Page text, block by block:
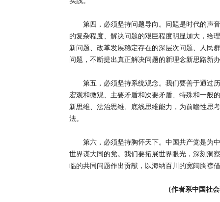
第四，必须坚持问题导向。问题是时代的声音
的复杂程度、解决问题的艰巨程度明显加大，给
新问题、改革发展稳定存在的深层次问题、人民
问题，不断提出真正解决问题的新理念新思路新
第五，必须坚持系统观念。我们要善于通过历
宏观和微观、主要矛盾和次要矛盾、特殊和一般
新思维、法治思维、底线思维能力，为前瞻性思
法。
第六，必须坚持胸怀天下。中国共产党是为中
世界谋大同的党。我们要拓展世界眼光，深刻洞
临的共同问题作出贡献，以海纳百川的宽阔胸襟
（作者系中国社